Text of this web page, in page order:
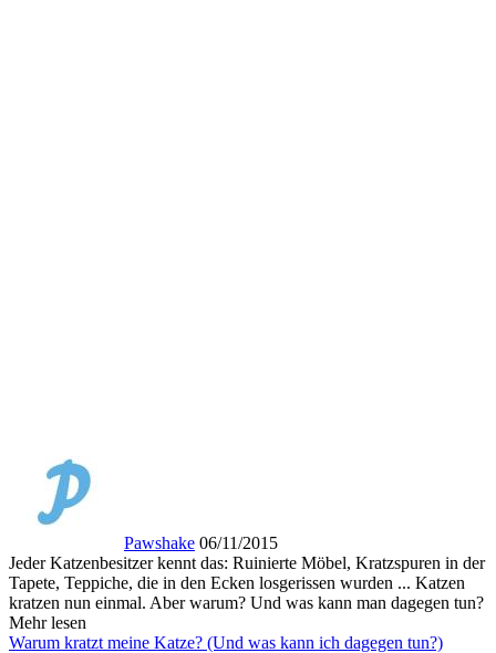
Pawshake 06/11/2015
Jeder Katzenbesitzer kennt das: Ruinierte Möbel, Kratzspuren in der
Tapete, Teppiche, die in den Ecken losgerissen wurden ... Katzen
kratzen nun einmal. Aber warum? Und was kann man dagegen tun?
Mehr lesen
Warum kratzt meine Katze? (Und was kann ich dagegen tun?)